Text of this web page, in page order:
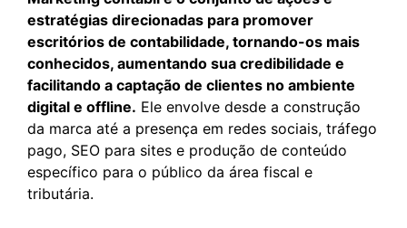
estratégias direcionadas para promover
escritórios de contabilidade, tornando-os mais
conhecidos, aumentando sua credibilidade e
facilitando a captação de clientes no ambiente
digital e offline. Ele envolve desde a construção
da marca até a presença em redes sociais, tráfego
pago, SEO para sites e produção de conteúdo
específico para o público da área fiscal e
tributária.